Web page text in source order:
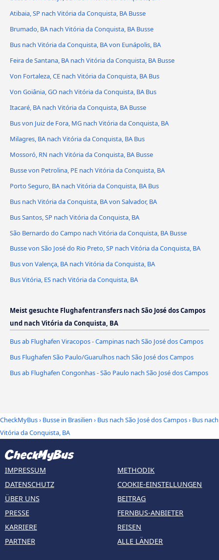
Atibaia, SP nach Vitória da Conquista, BA Busse
Brumado, BA nach Vitória da Conquista, BA Busse
Bus nach Vitória da Conquista, BA von Eunápolis, BA
Feira de Santana, BA nach Vitória da Conquista, BA Busse
Von Fortaleza, CE nach Vitória da Conquista, BA Bus
Von Goiânia, GO nach Vitória da Conquista, BA Bus
Itacaré, BA nach Vitória da Conquista, BA Busse
Bus von Juiz de Fora, MG nach Vitória da Conquista, BA
Milagres, BA nach Vitória da Conquista, BA Bus
Mossoró, RN nach Vitória da Conquista, BA Busse
Busse von Petrolina, PE nach Vitória da Conquista, BA
Porto Seguro, BA nach Vitória da Conquista, BA Bus
Bus nach Vitória da Conquista, BA von Salvador, BA
Bus Santos, SP nach Vitória da Conquista, BA
São Bernardo do Campo nach Vitória da Conquista, BA Busse
Busse von São José do Rio Preto, SP nach Vitória da Conquista, BA
Bus von Valença, BA nach Vitória da Conquista, BA
Bus Vitória, ES nach Vitória da Conquista, BA
Meist gesuchte Flughafentransfers nach São José dos Campos
und nach Vitória da Conquista, BA
Bus ab Flughafen Viracopos - Campinas nach São José dos Campos
Bus Flughafen São Paulo/Guarulhos nach São José dos Campos
Bus ab Flughafen Congonhas - São Paulo nach São José dos Campos
CheckMyBus› Busse in Brasilien › Bus nach São José dos Campos› Bus nach
Vitória da Conquista, BA
IMPRESSUM
DATENSCHUTZ
ÜBER UNS
PRESSE
KARRIERE
PARTNER
METHODIK
COOKIE-EINSTELLUNGEN
BEITRAG
FERNBUS-ANBIETER
REISEN
ALLE LÄNDER